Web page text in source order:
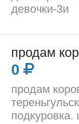
девочки-3и
продам
0
продам
подкуровка.